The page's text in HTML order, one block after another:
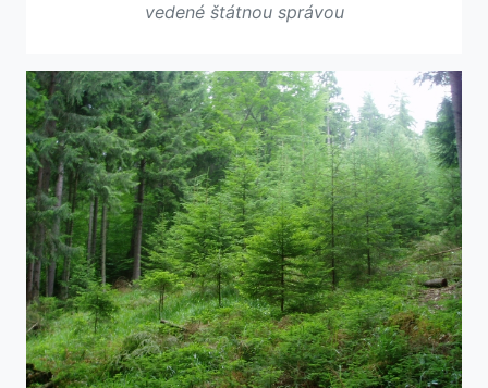
vedené štátnou správou